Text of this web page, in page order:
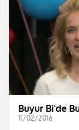
Buyur Bi'de
11/02/2016